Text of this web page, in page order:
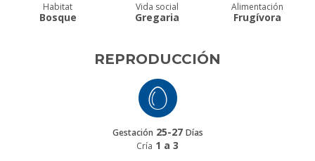
Habitat
Bosque
Vida social
Gregaria
Alimentación
Frugívora
REPRODUCCIÓN
Gestación 25-27 Días
Cría 1 a 3